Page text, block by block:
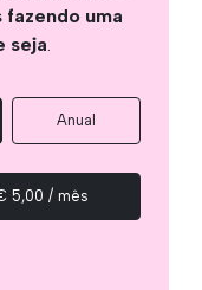
fazendo uma
seja.
Anual
5,00 / mês